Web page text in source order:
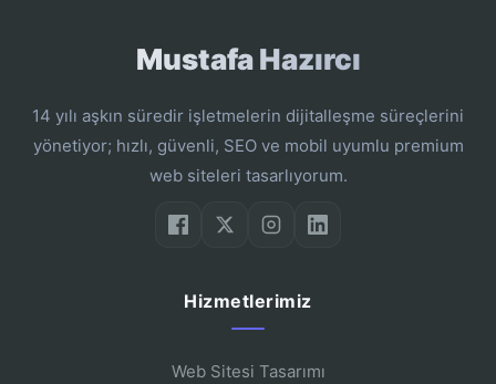
Mustafa Hazırcı
14 yılı aşkın süredir işletmelerin dijitalleşme süreçlerini
yönetiyor; hızlı, güvenli, SEO ve mobil uyumlu premium
web siteleri tasarlıyorum.
Hizmetlerimiz
Web Sitesi Tasarımı